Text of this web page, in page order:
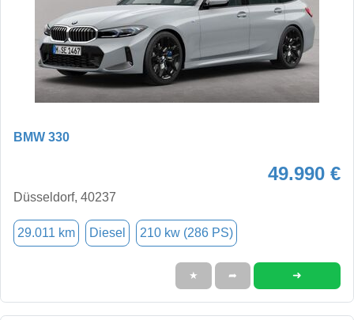
BMW 330
49.990 €
Düsseldorf, 40237
29.011 km Diesel 210 kw (286 PS)
★ ➦ ➜